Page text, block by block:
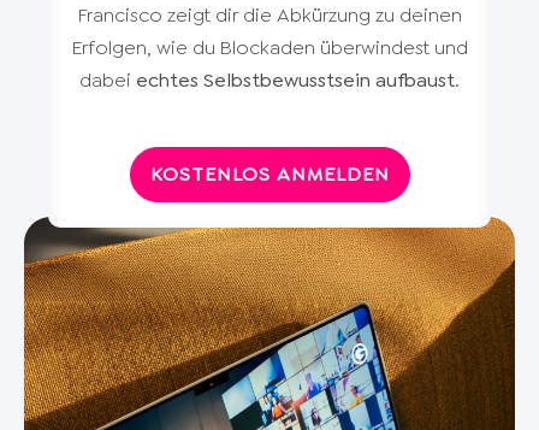
Francisco zeigt dir die Abkürzung zu deinen
Erfolgen, wie du Blockaden überwindest und
dabei echtes Selbstbewusstsein aufbaust.
KOSTENLOS ANMELDEN